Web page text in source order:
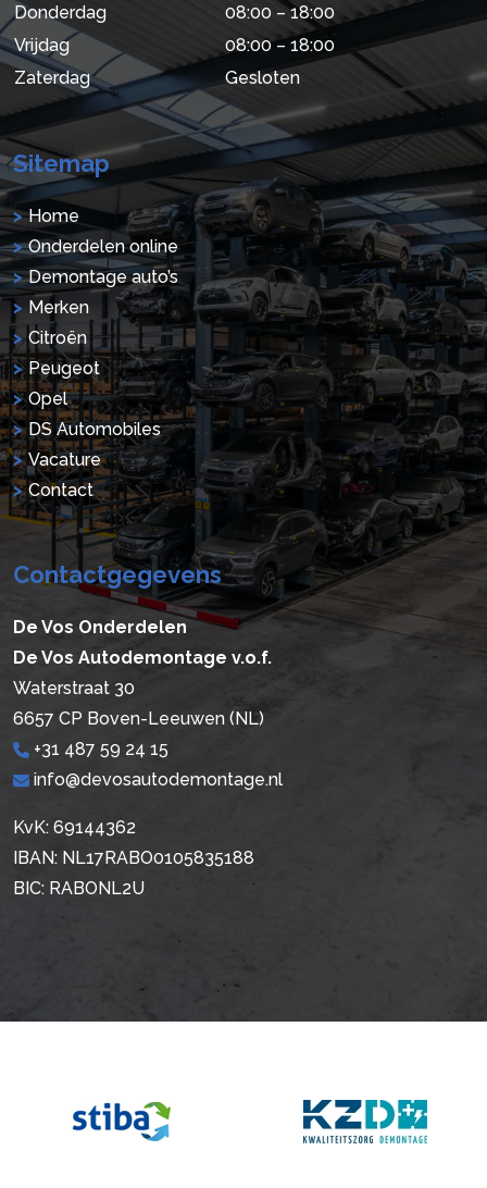
Donderdag
08:00 – 18:00
Vrijdag
08:00 – 18:00
Zaterdag
Gesloten
Sitemap
Home
Onderdelen online
Demontage auto’s
Merken
Citroën
Peugeot
Opel
DS Automobiles
Vacature
Contact
Contactgegevens
De Vos Onderdelen
De Vos Autodemontage v.o.f.
Waterstraat 30
6657 CP Boven-Leeuwen (NL)
+31 487 59 24 15
info@devosautodemontage.nl
KvK: 69144362
IBAN: NL17RABO0105835188
BIC: RABONL2U